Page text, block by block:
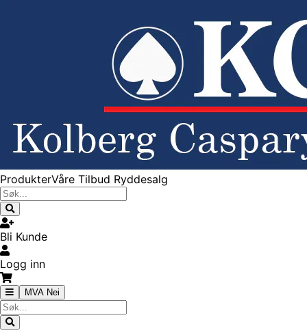
ProdukterVåre Tilbud Ryddesalg
Bli Kunde
Logg inn
MVA Nei